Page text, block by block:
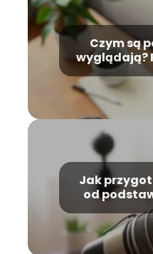
Czym są
wyglądają?
Jak
od
krok